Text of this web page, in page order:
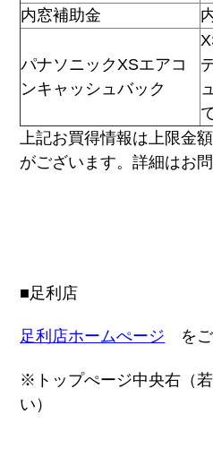
内窓補助金
パナソニックXSエアコ
ンキャッシュバック
上記お買得情報は上限金
がございます。詳細はお
■足利店
足利店ホームぺージ をご
※トップぺージ中央右（
い）